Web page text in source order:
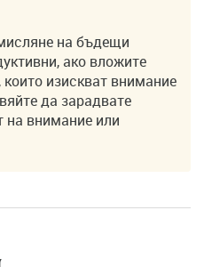
на бъдещи
ако вложите
изискват внимание
да зарадвате
на внимание или